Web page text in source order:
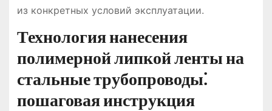
из конкретных условий эксплуатации.
Технология нанесения
полимерной липкой ленты на
стальные трубопроводы⁚
пошаговая инструкция